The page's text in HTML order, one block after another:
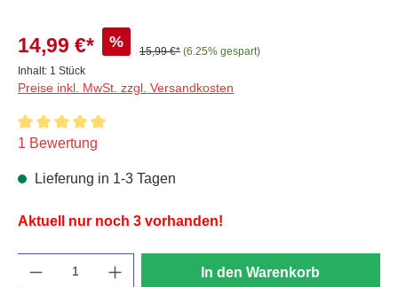
14,99 €* %
15,99 €* (6.25% gespart)
Inhalt: 1 Stück
Preise inkl. MwSt. zzgl. Versandkosten
Durchschnittliche Bewertung von 5 von 5 Sternen
1 Bewertung
Lieferung in 1-3 Tagen
Aktuell nur noch 3 vorhanden!
In den Warenkorb